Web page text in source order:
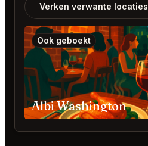
Verken verwante locaties
Ook geboekt
Albi Washington